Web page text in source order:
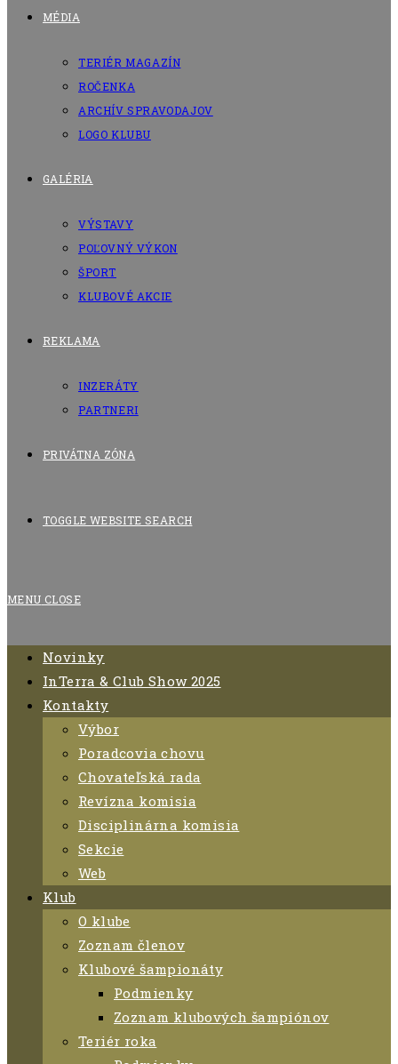
MÉDIA
TERIÉR MAGAZÍN
ROČENKA
ARCHÍV SPRAVODAJOV
LOGO KLUBU
GALÉRIA
VÝSTAVY
POĽOVNÝ VÝKON
ŠPORT
KLUBOVÉ AKCIE
REKLAMA
INZERÁTY
PARTNERI
PRIVÁTNA ZÓNA
TOGGLE WEBSITE SEARCH
MENU CLOSE
Novinky
InTerra & Club Show 2025
Kontakty
Výbor
Poradcovia chovu
Chovateľská rada
Revízna komisia
Disciplinárna komisia
Sekcie
Web
Klub
O klube
Zoznam členov
Klubové šampionáty
Podmienky
Zoznam klubových šampiónov
Teriér roka